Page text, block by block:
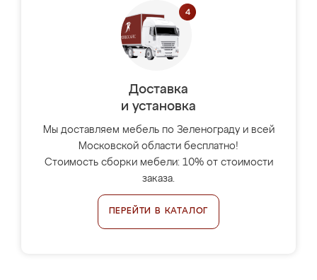
Доставка
и установка
Мы доставляем мебель по Зеленограду и всей
Московской области бесплатно!
Стоимость сборки мебели: 10% от стоимости
заказа.
ПЕРЕЙТИ В КАТАЛОГ